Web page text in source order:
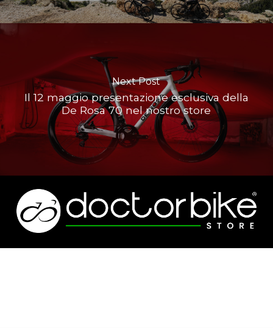
Next Post
Il 12 maggio presentazione esclusiva della
De Rosa 70 nel nostro store